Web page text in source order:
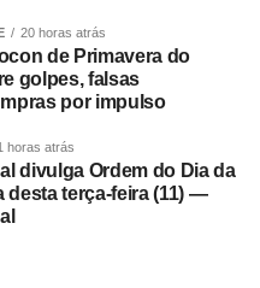
20 horas atrás
de Primavera do
golpes, falsas
por impulso
horas atrás
divulga Ordem do Dia da
desta terça-feira (11) —